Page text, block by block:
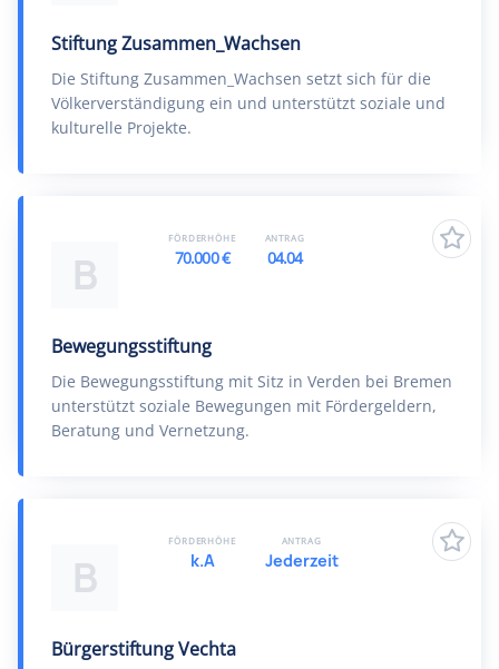
Stiftung Zusammen_Wachsen
Die Stiftung Zusammen_Wachsen setzt sich für die
Völkerverständigung ein und unterstützt soziale und
kulturelle Projekte.
B
Bewegungsstiftung
Die Bewegungsstiftung mit Sitz in Verden bei Bremen
unterstützt soziale Bewegungen mit Fördergeldern,
Beratung und Vernetzung.
FÖRDERHÖHE
70.000 €
ANTRAG
04.04
B
Bürgerstiftung Vechta
FÖRDERHÖHE
k.A
ANTRAG
Jederzeit